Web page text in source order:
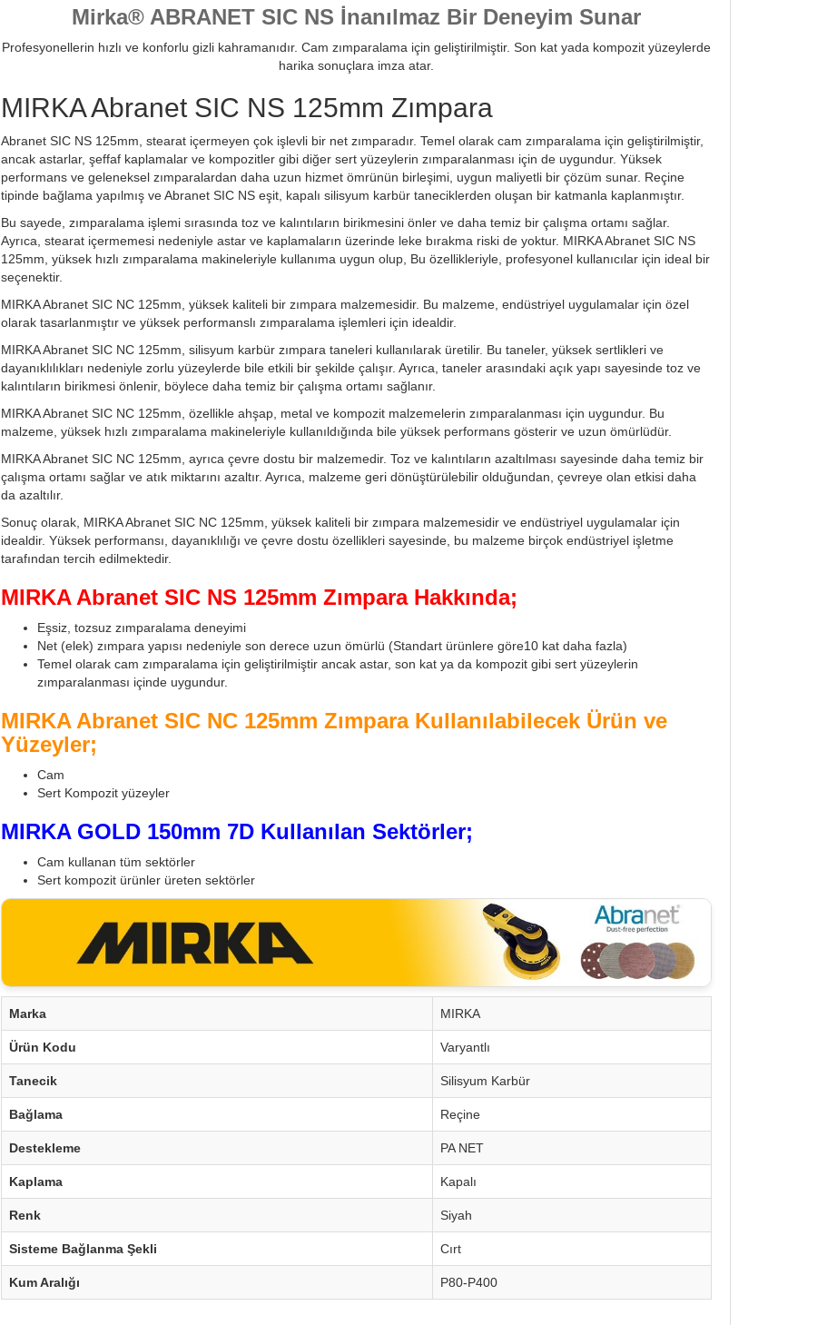
Mirka® ABRANET SIC NS İnanılmaz Bir Deneyim Sunar
Profesyonellerin hızlı ve konforlu gizli kahramanıdır. Cam zımparalama için geliştirilmiştir. Son kat yada kompozit yüzeylerde
harika sonuçlara imza atar.
MIRKA Abranet SIC NS 125mm Zımpara
Abranet SIC NS 125mm, stearat içermeyen çok işlevli bir net zımparadır. Temel olarak cam zımparalama için geliştirilmiştir,
ancak astarlar, şeffaf kaplamalar ve kompozitler gibi diğer sert yüzeylerin zımparalanması için de uygundur. Yüksek
performans ve geleneksel zımparalardan daha uzun hizmet ömrünün birleşimi, uygun maliyetli bir çözüm sunar. Reçine
tipinde bağlama yapılmış ve Abranet SIC NS eşit, kapalı silisyum karbür taneciklerden oluşan bir katmanla kaplanmıştır.
Bu sayede, zımparalama işlemi sırasında toz ve kalıntıların birikmesini önler ve daha temiz bir çalışma ortamı sağlar.
Ayrıca, stearat içermemesi nedeniyle astar ve kaplamaların üzerinde leke bırakma riski de yoktur. MIRKA Abranet SIC NS
125mm, yüksek hızlı zımparalama makineleriyle kullanıma uygun olup, Bu özellikleriyle, profesyonel kullanıcılar için ideal bir
seçenektir.
MIRKA Abranet SIC NC 125mm, yüksek kaliteli bir zımpara malzemesidir. Bu malzeme, endüstriyel uygulamalar için özel
olarak tasarlanmıştır ve yüksek performanslı zımparalama işlemleri için idealdir.
MIRKA Abranet SIC NC 125mm, silisyum karbür zımpara taneleri kullanılarak üretilir. Bu taneler, yüksek sertlikleri ve
dayanıklılıkları nedeniyle zorlu yüzeylerde bile etkili bir şekilde çalışır. Ayrıca, taneler arasındaki açık yapı sayesinde toz ve
kalıntıların birikmesi önlenir, böylece daha temiz bir çalışma ortamı sağlanır.
MIRKA Abranet SIC NC 125mm, özellikle ahşap, metal ve kompozit malzemelerin zımparalanması için uygundur. Bu
malzeme, yüksek hızlı zımparalama makineleriyle kullanıldığında bile yüksek performans gösterir ve uzun ömürlüdür.
MIRKA Abranet SIC NC 125mm, ayrıca çevre dostu bir malzemedir. Toz ve kalıntıların azaltılması sayesinde daha temiz bir
çalışma ortamı sağlar ve atık miktarını azaltır. Ayrıca, malzeme geri dönüştürülebilir olduğundan, çevreye olan etkisi daha
da azaltılır.
Sonuç olarak, MIRKA Abranet SIC NC 125mm, yüksek kaliteli bir zımpara malzemesidir ve endüstriyel uygulamalar için
idealdir. Yüksek performansı, dayanıklılığı ve çevre dostu özellikleri sayesinde, bu malzeme birçok endüstriyel işletme
tarafından tercih edilmektedir.
MIRKA Abranet SIC NS 125mm Zımpara Hakkında;
Eşsiz, tozsuz zımparalama deneyimi
Net (elek) zımpara yapısı nedeniyle son derece uzun ömürlü (Standart ürünlere göre10 kat daha fazla)
Temel olarak cam zımparalama için geliştirilmiştir ancak astar, son kat ya da kompozit gibi sert yüzeylerin
zımparalanması içinde uygundur.
MIRKA Abranet SIC NC 125mm Zımpara Kullanılabilecek Ürün ve
Yüzeyler;
Cam
Sert Kompozit yüzeyler
MIRKA GOLD 150mm 7D Kullanılan Sektörler;
Cam kullanan tüm sektörler
Sert kompozit ürünler üreten sektörler
Marka MIRKA
Ürün Kodu Varyantlı
Tanecik Silisyum Karbür
Bağlama Reçine
Destekleme PA NET
Kaplama Kapalı
Renk Siyah
Sisteme Bağlanma Şekli Cırt
Kum Aralığı P80-P400